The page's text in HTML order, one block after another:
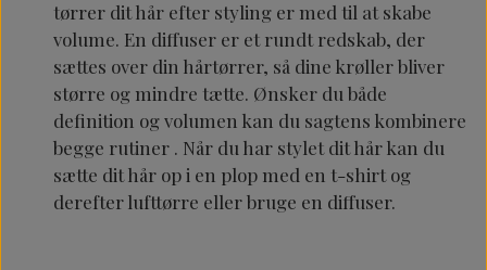
tørrer dit hår efter styling er med til at skabe
volume. En diffuser er et rundt redskab, der
sættes over din hårtørrer, så dine krøller bliver
større og mindre tætte. Ønsker du både
definition og volumen kan du sagtens kombinere
begge rutiner . Når du har stylet dit hår kan du
sætte dit hår op i en plop med en t-shirt og
derefter lufttørre eller bruge en diffuser.